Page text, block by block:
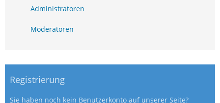
Administratoren
Moderatoren
Registrierung
Sie haben noch kein Benutzerkonto auf unserer Seite?